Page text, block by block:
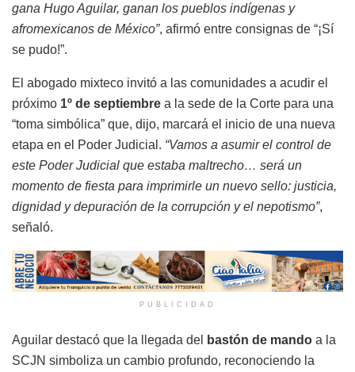
gana Hugo Aguilar, ganan los pueblos indígenas y
afromexicanos de México”, afirmó entre consignas de “¡Sí
se pudo!”.
El abogado mixteco invitó a las comunidades a acudir el
próximo 1º de septiembre a la sede de la Corte para una
“toma simbólica” que, dijo, marcará el inicio de una nueva
etapa en el Poder Judicial. “Vamos a asumir el control de
este Poder Judicial que estaba maltrecho… será un
momento de fiesta para imprimirle un nuevo sello: justicia,
dignidad y depuración de la corrupción y el nepotismo”,
señaló.
PUBLICIDAD
Aguilar destacó que la llegada del bastón de mando a la
SCJN simboliza un cambio profundo, reconociendo la